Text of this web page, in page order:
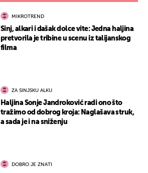
MIKROTREND
Sinj, alkari i dašak dolce vite: Jedna haljina
pretvorila je tribine u scenu iz talijanskog
filma
ZA SINJSKU ALKU
Haljina Sonje Jandroković radi ono što
tražimo od dobrog kroja: Naglašava struk,
a sada je i na sniženju
DOBRO JE ZNATI